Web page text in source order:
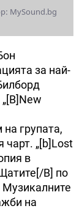
MySound.bg
за най-
групата,
чарт. „[b]Lost
в
B] по
Музикалните
на